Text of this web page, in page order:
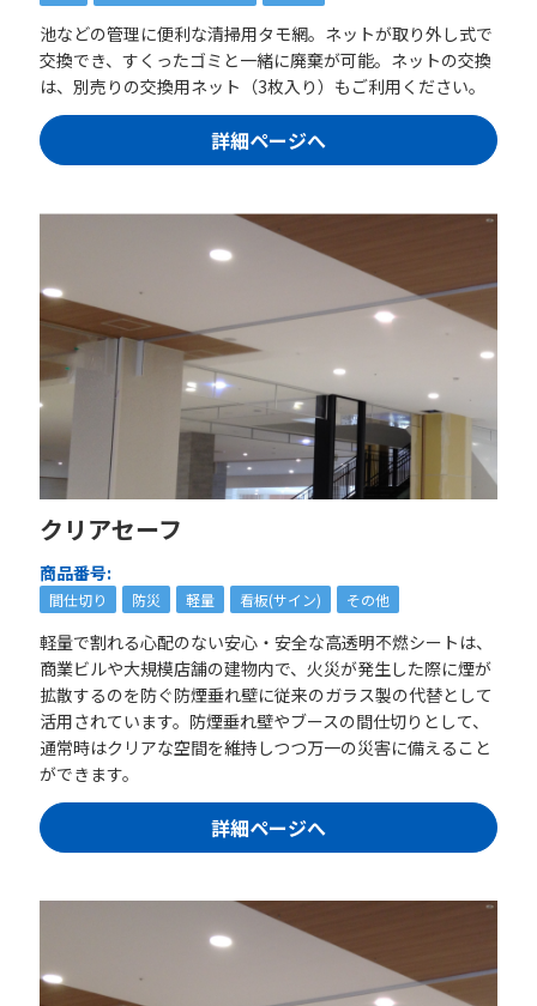
池などの管理に便利な清掃用タモ網。ネットが取り外し式で
交換でき、すくったゴミと一緒に廃棄が可能。ネットの交換
は、別売りの交換用ネット（3枚入り）もご利用ください。
詳細ページへ
クリアセーフ
商品番号:
間仕切り 防災 軽量 看板(サイン) その他
軽量で割れる心配のない安心・安全な高透明不燃シートは、
商業ビルや大規模店舗の建物内で、火災が発生した際に煙が
拡散するのを防ぐ防煙垂れ壁に従来のガラス製の代替として
活用されています。防煙垂れ壁やブースの間仕切りとして、
通常時はクリアな空間を維持しつつ万一の災害に備えること
ができます。
詳細ページへ